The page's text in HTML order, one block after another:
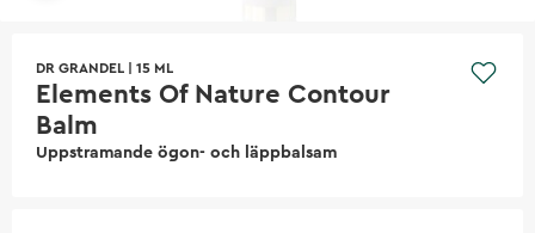
DR GRANDEL 15 ML
Elements Of Nature Contour
Balm
Uppstramande ögon- och läppbalsam